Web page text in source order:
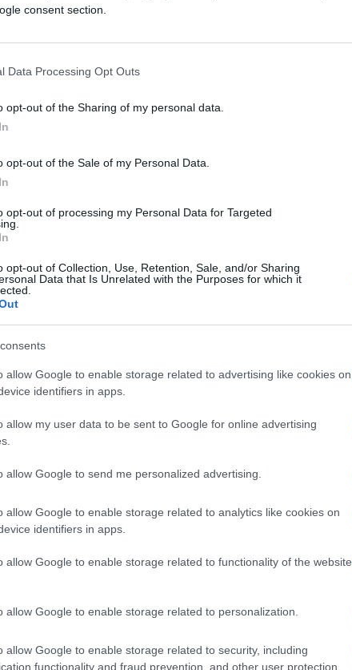
consent section.
Data Processing Opt Outs
opt-out of the Sharing of my personal data.
opt-out of the Sale of my Personal Data.
opt-out of processing my Personal Data for Targeted
opt-out of Collection, Use, Retention, Sale, and/or Sharing
Data that Is Unrelated with the Purposes for which it
allow Google to enable storage related to advertising like cookies on
identifiers in apps.
allow my user data to be sent to Google for online advertising
allow Google to send me personalized advertising.
allow Google to enable storage related to analytics like cookies on
identifiers in apps.
allow Google to enable storage related to functionality of the website
allow Google to enable storage related to personalization.
allow Google to enable storage related to security, including
functionality and fraud prevention, and other user protection.
CLICCA QUI
pubblicato su queste pagine
di cui quest’ultimo è stato ospite:
da
green pass
e dei nemici del popolo no
impunemente la morte tra la
spettacolo di – se così vogliamo
unico. Una informazione che, per quel
i numeri, limitandosi a gettare in
di scemenze all’ingrosso da far
ospiti in collegamento, così esordisce
il senso delle proporzioni? Cioè, siamo di
La peste del ‘500 (qui vai a capire se
del 1.300, descritta dal Boccaccio,
che iniziò nel 541 d.C.) sterminò
– migliaia o miliardi per lei pari
dati che conosco. Ma insomma,
persone,e noi siamo qui sempre
un po’ scontenti di qualcosa, senza
davvero una emergenza sanitaria che in